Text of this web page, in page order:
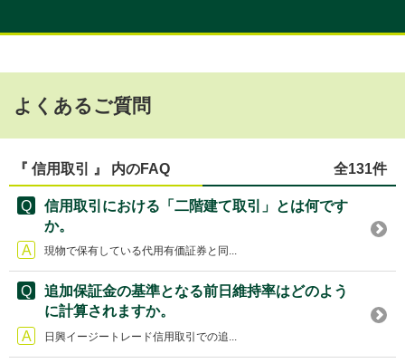
よくあるご質問
『 信用取引 』 内のFAQ 全131件
信用取引における「二階建て取引」とは何です
か。
現物で保有している代用有価証券と同...
追加保証金の基準となる前日維持率はどのよう
に計算されますか。
日興イージートレード信用取引での追...